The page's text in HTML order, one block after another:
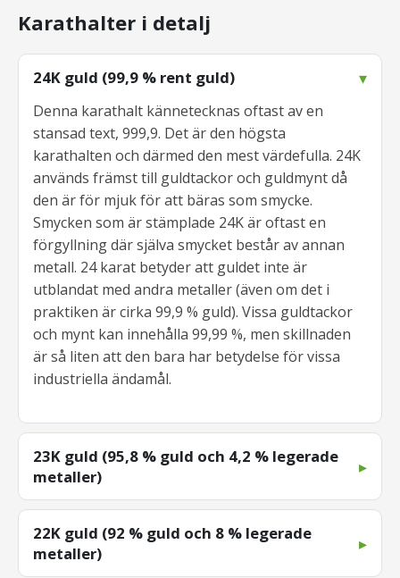
Karathalter i detalj
24K guld (99,9 % rent guld)
Denna karathalt kännetecknas oftast av en
stansad text, 999,9. Det är den högsta
karathalten och därmed den mest värdefulla. 24K
används främst till guldtackor och guldmynt då
den är för mjuk för att bäras som smycke.
Smycken som är stämplade 24K är oftast en
förgyllning där själva smycket består av annan
metall. 24 karat betyder att guldet inte är
utblandat med andra metaller (även om det i
praktiken är cirka 99,9 % guld). Vissa guldtackor
och mynt kan innehålla 99,99 %, men skillnaden
är så liten att den bara har betydelse för vissa
industriella ändamål.
23K guld (95,8 % guld och 4,2 % legerade
metaller)
22K guld (92 % guld och 8 % legerade
metaller)